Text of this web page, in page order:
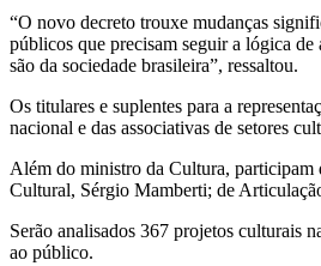
“O novo decreto trouxe mudanças
públicos que precisam seguir a lógica
são da sociedade brasileira”, ressaltou.
Os titulares e suplentes para a
nacional e das associativas de setores
Além do ministro da Cultura, participam
Cultural, Sérgio Mamberti; de
Serão analisados 367 projetos culturais
ao público.